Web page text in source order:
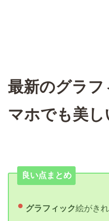
最新のグラフ
マホでも美し
良い点まとめ
グラフィック絵がき